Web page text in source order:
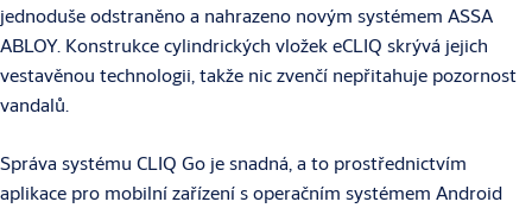
jednoduše odstraněno a nahrazeno novým systémem ASSA
ABLOY. Konstrukce cylindrických vložek eCLIQ skrývá jejich
vestavěnou technologii, takže nic zvenčí nepřitahuje pozornost
vandalů.
Správa systému CLIQ Go je snadná, a to prostřednictvím
aplikace pro mobilní zařízení s operačním systémem Android